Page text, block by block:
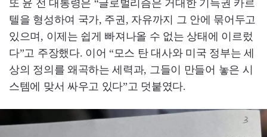
또 윤 전 대통령은 “글로벌리즘은 거대한 기득권 카르
텔을 형성하여 국가, 주권, 자유까지 그 안에 묶어두고
있으며, 이제는 쉽게 빠져나올 수 없는 상태에 이르렀
다”고 주장했다. 이어 “모스 탄 대사와 미국 정부는 세
상의 정의를 왜곡하는 세력과, 그들이 만들어 놓은 시
스템에 맞서 싸우고 있다”고 덧붙였다.